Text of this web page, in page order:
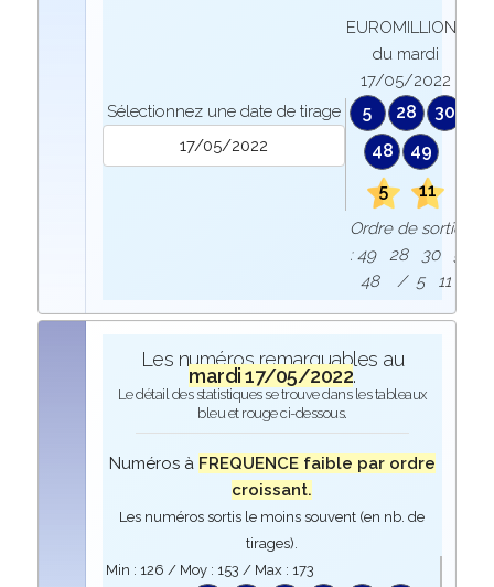
Sélectionnez une date de tirage
EUROMILLIONS
du mardi
17/05/2022
5 28
30
48
49
5
11
Ordre de sortie
: 49 28 30 5
48 / 5 11
Les numéros remarquables au
mardi 17/05/2022.
Le détail des statistiques se trouve dans les tableaux
bleu et rouge ci-dessous.
Numéros à FREQUENCE faible par ordre
croissant.
Les numéros sortis le moins souvent (en nb. de
tirages).
Min : 126 / Moy : 153 / Max : 173